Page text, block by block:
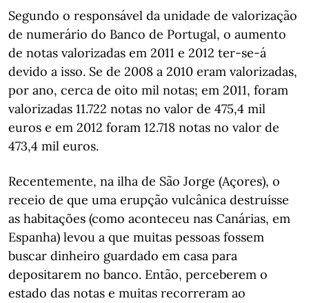
Segundo o responsável da unidade de valorização
de numerário do Banco de Portugal, o aumento
de notas valorizadas em 2011 e 2012 ter-se-á
devido a isso. Se de 2008 a 2010 eram valorizadas,
por ano, cerca de oito mil notas; em 2011, foram
valorizadas 11.722 notas no valor de 475,4 mil
euros e em 2012 foram 12.718 notas no valor de
473,4 mil euros.
Recentemente, na ilha de São Jorge (Açores), o
receio de que uma erupção vulcânica destruísse
as habitações (como aconteceu nas Canárias, em
Espanha) levou a que muitas pessoas fossem
buscar dinheiro guardado em casa para
depositarem no banco. Então, perceberem o
estado das notas e muitas recorreram ao